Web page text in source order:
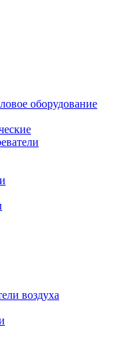
оборудование
воздуха